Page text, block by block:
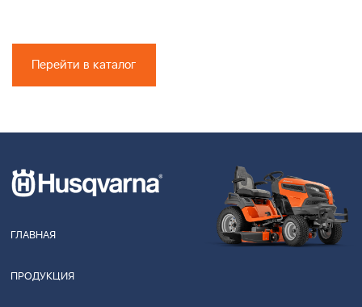
Перейти в каталог
ГЛАВНАЯ
ПРОДУКЦИЯ